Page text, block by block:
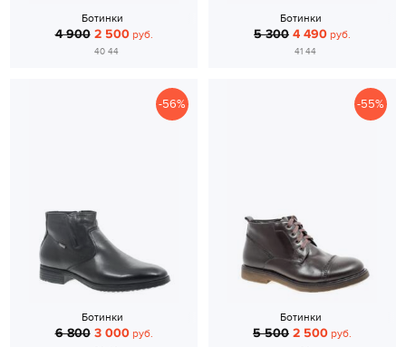
Ботинки
4 900 2 500руб.
40 44
Ботинки
5 300 4 490 руб.
41 44
-56%
Ботинки
6 800 3 000руб.
-55%
Ботинки
5 500 2 500 руб.